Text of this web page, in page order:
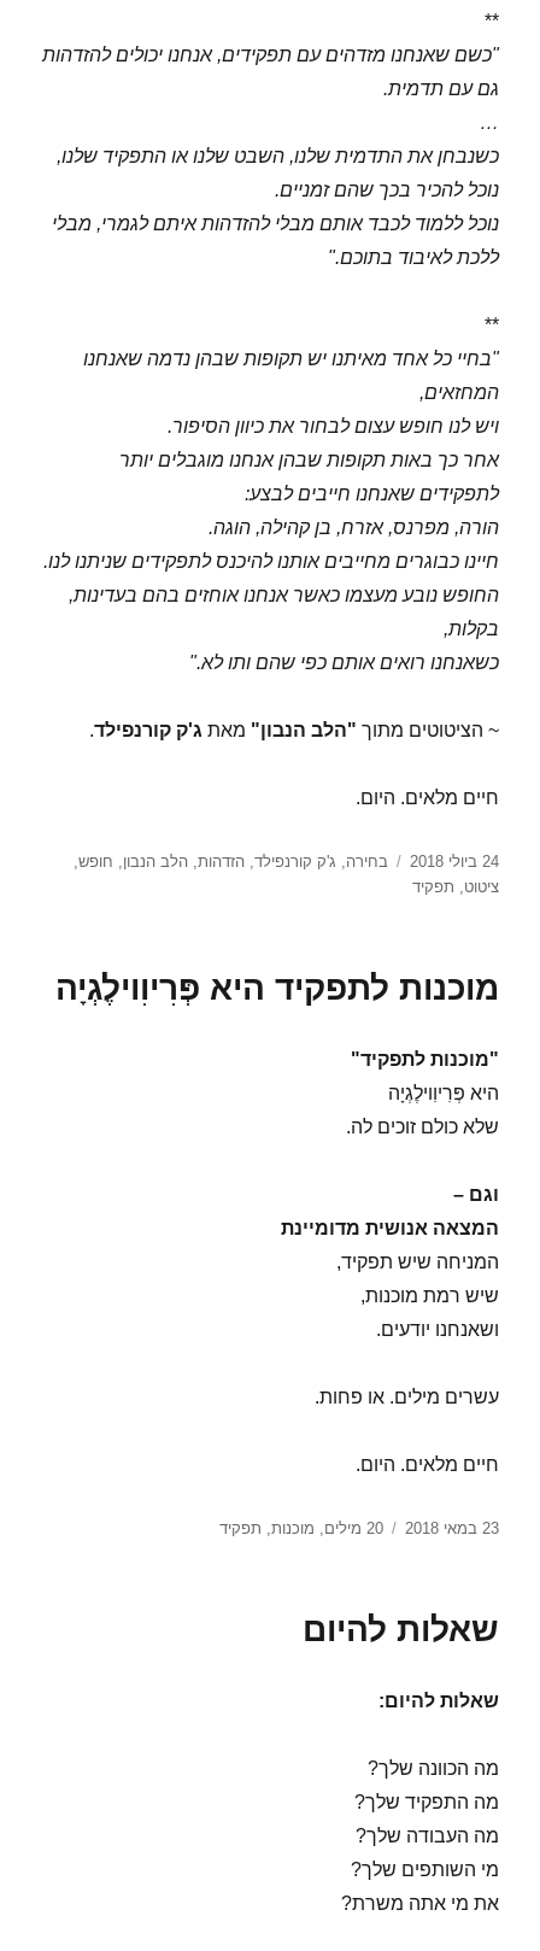
**
"כשם שאנחנו מזדהים עם תפקידים, אנחנו יכולים להזדהות
גם עם תדמית.
…
כשנבחן את התדמית שלנו, השבט שלנו או התפקיד שלנו,
נוכל להכיר בכך שהם זמניים.
נוכל ללמוד לכבד אותם מבלי להזדהות איתם לגמרי, מבלי
ללכת לאיבוד בתוכם."
**
"בחיי כל אחד מאיתנו יש תקופות שבהן נדמה שאנחנו
המחזאים,
ויש לנו חופש עצום לבחור את כיוון הסיפור.
אחר כך באות תקופות שבהן אנחנו מוגבלים יותר
לתפקידים שאנחנו חייבים לבצע:
הורה, מפרנס, אזרח, בן קהילה, הוגה.
חיינו כבוגרים מחייבים אותנו להיכנס לתפקידים שניתנו לנו.
החופש נובע מעצמו כאשר אנחנו אוחזים בהם בעדינות,
בקלות,
כשאנחנו רואים אותם כפי שהם ותו לא."
~ הציטוטים מתוך "הלב הנבון" מאת ג'ק קורנפילד.
חיים מלאים. היום.
פורסם
בתאריך
24 ביולי 2018 תגיות
בחירה, ג'ק קורנפילד,הזדהות,הלב הנבון, חופש,
ציטוט, תפקיד
מוכנות לתפקיד היא פְּרִיוִוילֶגְיָה
"מוכנות לתפקיד"
היא פְּרִיוִוילֶגְיָה
שלא כולם זוכים לה.
וגם –
המצאה אנושית מדומיינת
המניחה שיש תפקיד,
שיש רמת מוכנות,
ושאנחנו יודעים.
עשרים מילים. או פחות.
חיים מלאים. היום.
פורסם
23 במאי 2018 תגיות
20 מילים , מוכנות, תפקיד
שאלות להיום
שאלות להיום:
מה הכוונה שלך?
מה התפקיד שלך?
מה העבודה שלך?
מי השותפים שלך?
את מי אתה משרת?